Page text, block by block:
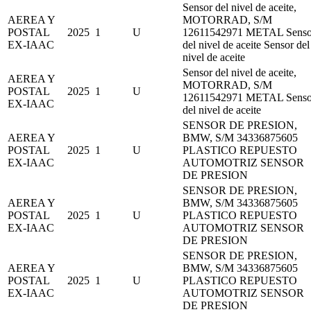
AEREA Y
POSTAL
EX-IAAC
2025 1 U
Sensor del nivel de aceite,
MOTORRAD, S/M
12611542971 METAL
del nivel de aceite Sensor del
nivel de aceite
AEREA Y
POSTAL
EX-IAAC
2025 1 U
Sensor del nivel de aceite,
MOTORRAD, S/M
12611542971 METAL
del nivel de aceite
AEREA Y
POSTAL
EX-IAAC
2025 1 U
SENSOR DE PRESION,
BMW, S/M 34336875605
PLASTICO REPUESTO
AUTOMOTRIZ SENSOR
DE PRESION
AEREA Y
POSTAL
EX-IAAC
2025 1 U
SENSOR DE PRESION,
BMW, S/M 34336875605
PLASTICO REPUESTO
AUTOMOTRIZ SENSOR
DE PRESION
AEREA Y
POSTAL
EX-IAAC
2025 1 U
SENSOR DE PRESION,
BMW, S/M 34336875605
PLASTICO REPUESTO
AUTOMOTRIZ SENSOR
DE PRESION